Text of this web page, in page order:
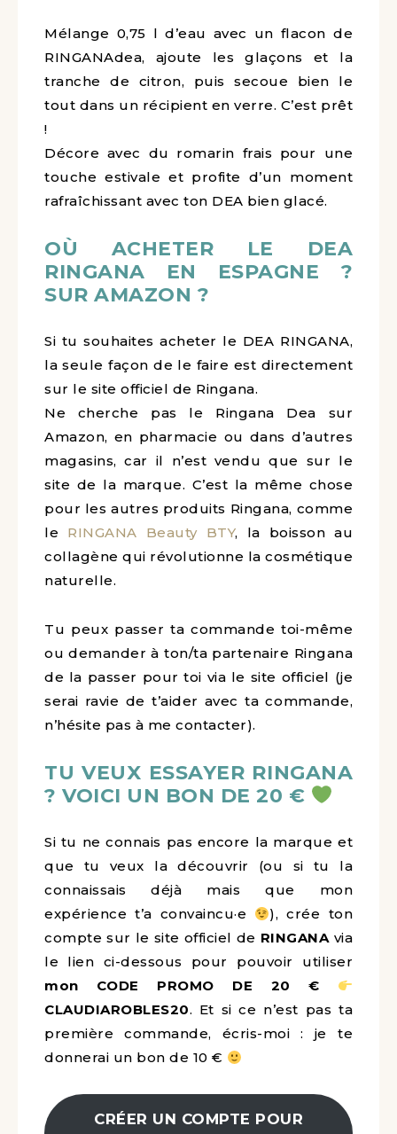
Mélange 0,75 l d’eau avec un flacon de
RINGANAdea, ajoute les glaçons et la
tranche de citron, puis secoue bien le
tout dans un récipient en verre. C’est prêt
!
Décore avec du romarin frais pour une
touche estivale et profite d’un moment
rafraîchissant avec ton DEA bien glacé.
OÙ ACHETER LE DEA
RINGANA EN ESPAGNE ?
SUR AMAZON ?
Si tu souhaites acheter le DEA RINGANA,
la seule façon de le faire est directement
sur le site officiel de Ringana.
Ne cherche pas le Ringana Dea sur
Amazon, en pharmacie ou dans d’autres
magasins, car il n’est vendu que sur le
site de la marque. C’est la même chose
pour les autres produits Ringana, comme
le RINGANA Beauty BTY, la boisson au
collagène qui révolutionne la cosmétique
naturelle.
Tu peux passer ta commande toi-même
ou demander à ton/ta partenaire Ringana
de la passer pour toi via le site officiel (je
serai ravie de t’aider avec ta commande,
n’hésite pas à me contacter).
TU VEUX ESSAYER RINGANA
? VOICI UN BON DE 20 €
Si tu ne connais pas encore la marque et
que tu veux la découvrir (ou si tu la
connaissais déjà mais que mon
expérience t’a convaincu·e
), crée ton
compte sur le site officiel de RINGANAvia
le lien ci-dessous pour pouvoir utiliser
mon CODE PROMO DE 20 €
CLAUDIAROBLES20. Et si ce n’est pas ta
première commande, écris-moi : je te
donnerai un bon de 10 €
CRÉER UN COMPTE POUR